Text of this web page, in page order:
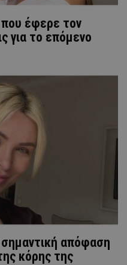
έφερε τον
για το επόμενο
σημαντική απόφαση
κόρης της